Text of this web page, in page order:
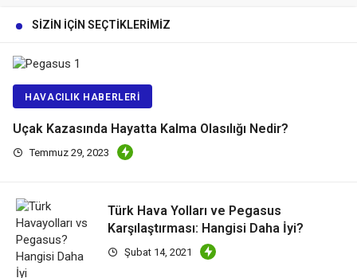
SIZIN İÇIN SEÇTIKLERIMIZ
HAVACILIK HABERLERI
Uçak Kazasında Hayatta Kalma Olasılığı Nedir?
Temmuz 29, 2023
Türk Hava Yolları ve Pegasus
Karşılaştırması: Hangisi Daha İyi?
Şubat 14, 2021